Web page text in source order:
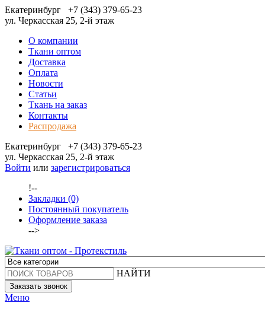
Екатеринбург
+7 (343) 379-65-23
ул. Черкасская 25, 2-й этаж
О компании
Ткани оптом
Доставка
Оплата
Новости
Статьи
Ткань на заказ
Контакты
Распродажа
Екатеринбург
+7 (343) 379-65-23
ул. Черкасская 25, 2-й этаж
Войти или зарегистрироваться
!--
Закладки (0)
Постоянный покупатель
Оформление заказа
-->
НАЙТИ
Заказать звонок
Меню